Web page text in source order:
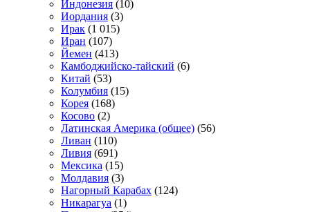
Индонезия (10)
Иордания (3)
Ирак (1 015)
Иран (107)
Йемен (413)
Камбоджийско-тайский (6)
Китай (53)
Колумбия (15)
Корея (168)
Косово (2)
Латинская Америка (общее) (56)
Ливан (110)
Ливия (691)
Мексика (15)
Молдавия (3)
Нагорный Карабах (124)
Никарагуа (1)